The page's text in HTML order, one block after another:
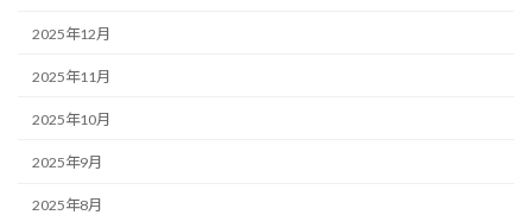
2025年12月
2025年11月
2025年10月
2025年9月
2025年8月